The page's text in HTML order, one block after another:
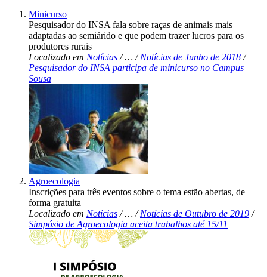
Minicurso
Pesquisador do INSA fala sobre raças de animais mais
adaptadas ao semiárido e que podem trazer lucros para os
produtores rurais
Localizado em Notícias /…/Notícias de Junho de 2018 /
Pesquisador do INSA participa de minicurso no Campus
Sousa
Agroecologia
Inscrições para três eventos sobre o tema estão abertas, de
forma gratuita
Localizado em Notícias /…/Notícias de Outubro de 2019 /
Simpósio de Agroecologia aceita trabalhos até 15/11